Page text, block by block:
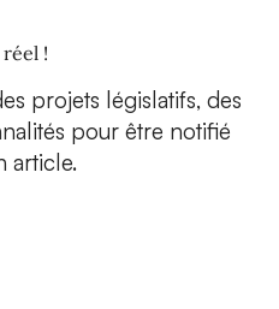
!
projets législatifs, des
pour être notifié
article.